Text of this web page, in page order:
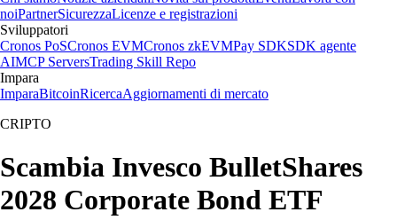
noiPartnerSicurezzaLicenze e registrazioni
Sviluppatori
Cronos PoSCronos EVMCronos zkEVMPay SDKSDK agente
AIMCP ServersTrading Skill Repo
Impara
ImparaBitcoinRicercaAggiornamenti di mercato
CRIPTO
Scambia Invesco BulletShares
2028 Corporate Bond ETF